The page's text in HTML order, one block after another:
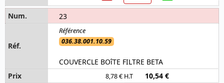
23
036.38.001.10.59
COUVERCLE BOîTE FILTRE BETA
8,78 € H.T 10,54 €